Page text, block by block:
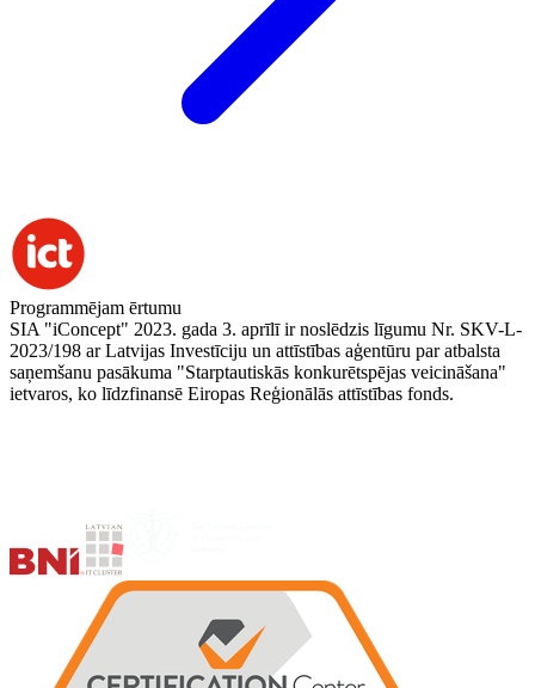
Programmējam ērtumu
SIA "iConcept" 2023. gada 3. aprīlī ir noslēdzis līgumu Nr. SKV-L-
2023/198 ar Latvijas Investīciju un attīstības aģentūru par atbalsta
saņemšanu pasākuma "Starptautiskās konkurētspējas veicināšana"
ietvaros, ko līdzfinansē Eiropas Reģionālās attīstības fonds.